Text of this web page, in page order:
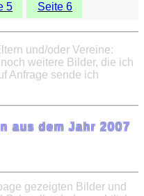
5 Seite 6
und/oder Vereine:
weitere Bilder, die ich
Anfrage sende ich
aus dem Jahr 2007
gezeigten Bilder und